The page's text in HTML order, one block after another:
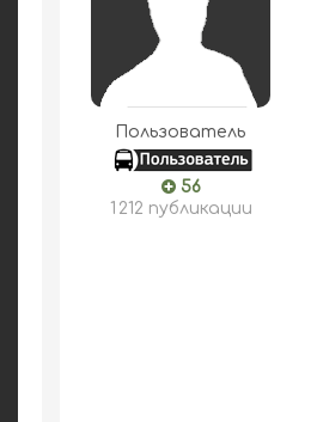
Пользователь
56
1 212 публикации